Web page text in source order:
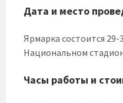
Дата и место
Ярмарка состоится 29-
Национальном
Часы работы и